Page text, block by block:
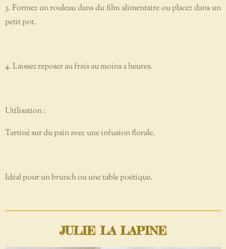
3. Formez un rouleau dans du film alimentaire ou placez dans un
petit pot.
4. Laissez reposer au frais au moins 2 heures.
Utilisation :
Tartiné sur du pain avec une infusion florale.
Idéal pour un brunch ou une table poétique.
JULIE LA LAPINE